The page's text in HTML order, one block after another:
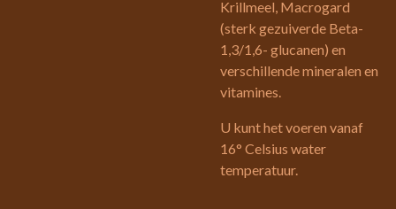
Krillmeel, Macrogard
(sterk gezuiverde Beta-
1,3/1,6- glucanen) en
verschillende mineralen en
vitamines.
U kunt het voeren vanaf
16° Celsius water
temperatuur.